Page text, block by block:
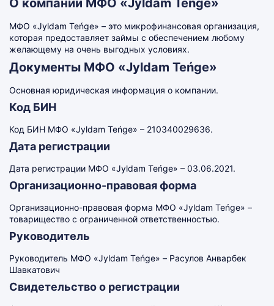
О компании МФО «Jyldam Teńge»
МФО «Jyldam Teńge» – это микрофинансовая организация,
которая предоставляет займы с обеспечением любому
желающему на очень выгодных условиях.
Документы МФО «Jyldam Teńge»
Основная юридическая информация о компании.
Код БИН
Код БИН МФО «Jyldam Teńge» – 210340029636.
Дата регистрации
Дата регистрации МФО «Jyldam Teńge» – 03.06.2021.
Организационно-правовая форма
Организационно-правовая форма МФО «Jyldam Teńge» –
товарищество с ограниченной ответственностью.
Руководитель
Руководитель МФО «Jyldam Teńge» – Расулов Анварбек
Шавкатович
Свидетельство о регистрации